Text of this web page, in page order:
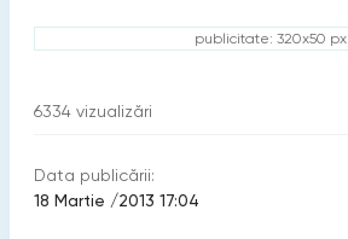
publicitate: 320x50 px
6334 vizualizări
Data publicării:
18 Martie /2013 17:04